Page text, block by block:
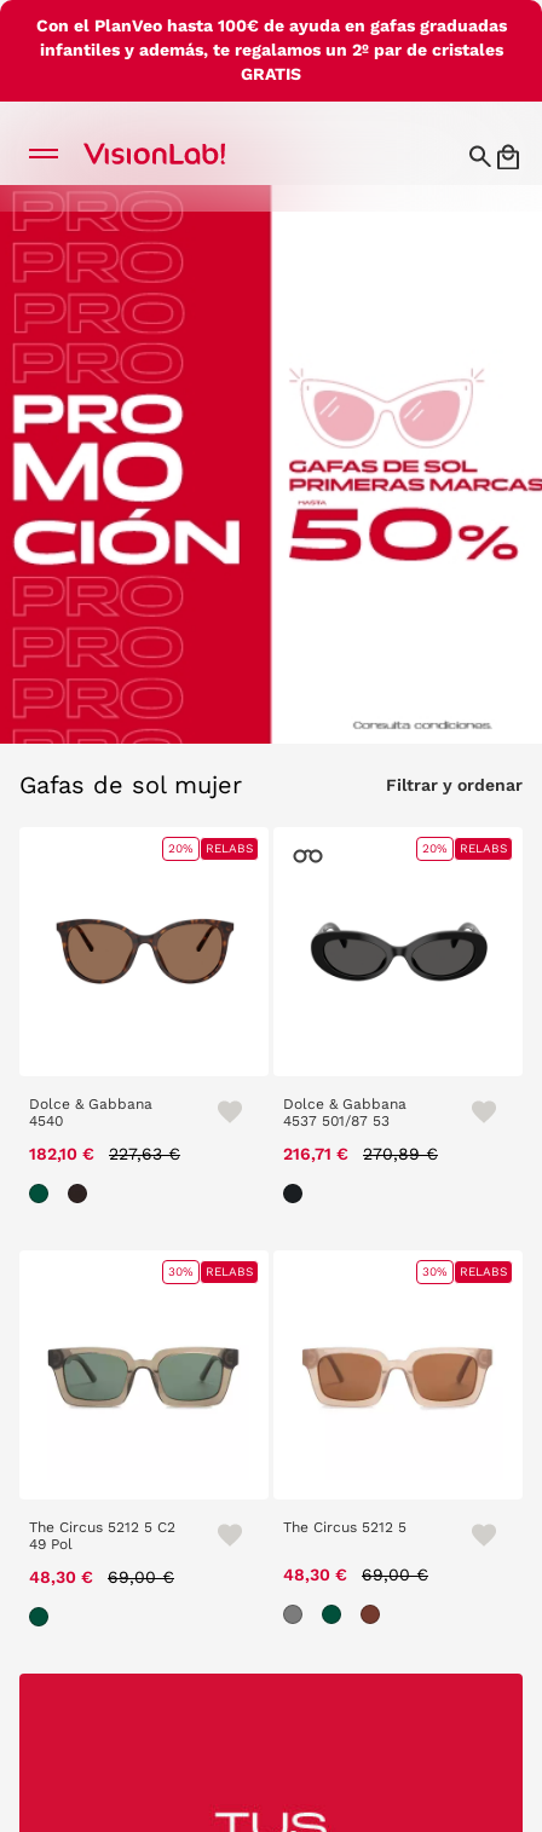
Con el PlanVeo hasta 100€ de ayuda en gafas graduadas
infantiles y además, te regalamos un 2º par de cristales
GRATIS
Gafas de sol mujer Filtrar y ordenar
Dolce & Gabbana
4540
182,10 € Price reduced from
227,63 €
20% RELABS
Dolce & Gabbana
4537 501/87 53
216,71 € Price reduced from
270,89 €
20% RELABS
The Circus 5212 5 C2
49 Pol
48,30 € Price reduced from
69,00 €
30% RELABS
The Circus 5212 5
48,30 € Price reduced from
69,00 €
30% RELABS